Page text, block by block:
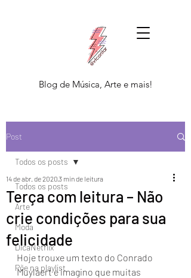
Blog de Música, Arte e mais!
Post
Todos os posts
Arte
Moda
DicaNetflix
Põe na playlist
Todos os posts
Terça com leitura – Não
crie condições para sua
felicidade
14 de abr. de 20203 min de leitura
Hoje trouxe um texto do Conrado
Muylaert e imagino que muitas